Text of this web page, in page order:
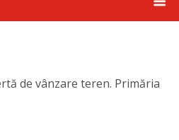
de vânzare teren. Primăria